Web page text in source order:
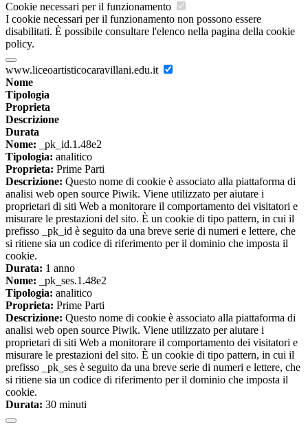
Cookie necessari per il funzionamento
I cookie necessari per il funzionamento non possono essere
disabilitati. È possibile consultare l'elenco nella pagina della cookie
policy.
www.liceoartisticocaravillani.edu.it
Nome
Tipologia
Proprieta
Descrizione
Durata
Nome: _pk_id.1.48e2
Tipologia: analitico
Proprieta: Prime Parti
Descrizione: Questo nome di cookie è associato alla piattaforma di
analisi web open source Piwik. Viene utilizzato per aiutare i
proprietari di siti Web a monitorare il comportamento dei visitatori e
misurare le prestazioni del sito. È un cookie di tipo pattern, in cui il
prefisso _pk_id è seguito da una breve serie di numeri e lettere, che
si ritiene sia un codice di riferimento per il dominio che imposta il
cookie.
Durata: 1 anno
Nome: _pk_ses.1.48e2
Tipologia: analitico
Proprieta: Prime Parti
Descrizione: Questo nome di cookie è associato alla piattaforma di
analisi web open source Piwik. Viene utilizzato per aiutare i
proprietari di siti Web a monitorare il comportamento dei visitatori e
misurare le prestazioni del sito. È un cookie di tipo pattern, in cui il
prefisso _pk_ses è seguito da una breve serie di numeri e lettere, che
si ritiene sia un codice di riferimento per il dominio che imposta il
cookie.
Durata: 30 minuti